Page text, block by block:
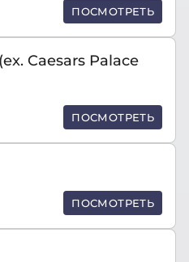
ПОСМОТРЕТЬ
Caesars Palace
ПОСМОТРЕТЬ
ПОСМОТРЕТЬ